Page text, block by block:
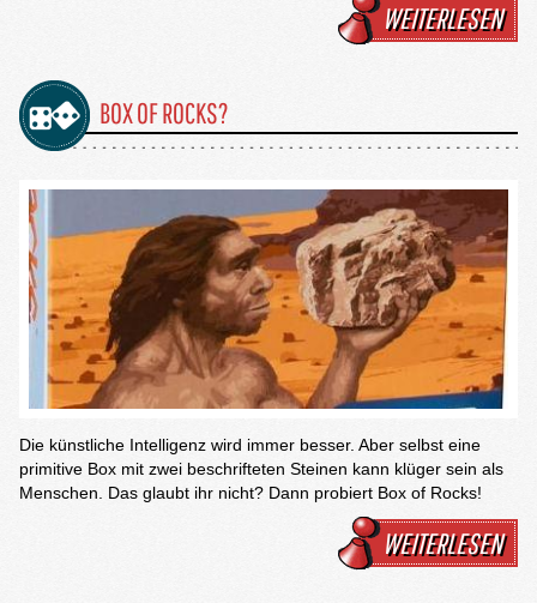
WEITERLESEN
BOX OF ROCKS?
Die künstliche Intelligenz wird immer besser. Aber selbst eine
primitive Box mit zwei beschrifteten Steinen kann klüger sein als
Menschen. Das glaubt ihr nicht? Dann probiert Box of Rocks!
WEITERLESEN